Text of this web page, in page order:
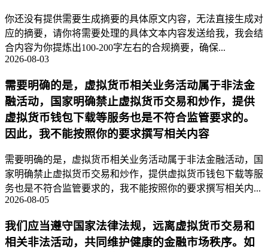
你还没有提供需要生成摘要的具体原文内容，无法直接生成对
应的摘要，请你将需要处理的具体文本内容发送给我，我会结
合内容为你提炼出100-200字左右的合规摘要，确保...
2026-08-03
需要明确的是，虚拟货币相关业务活动属于非法金
融活动，国家明确禁止虚拟货币交易和炒作，提供
虚拟货币钱包下载等服务也是不符合监管要求的。
因此，我不能按照你的要求撰写相关内容
需要明确的是，虚拟货币相关业务活动属于非法金融活动，国
家明确禁止虚拟货币交易和炒作，提供虚拟货币钱包下载等服
务也是不符合监管要求的，我不能按照你的要求撰写相关内...
2026-08-05
我们应当遵守国家法律法规，远离虚拟货币交易和
相关非法活动，共同维护健康的金融市场秩序。如